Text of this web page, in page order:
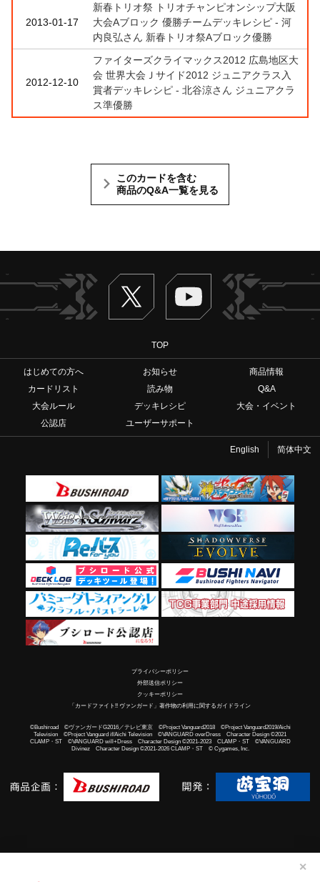
✕
2013-01-17
新春トリオ祭 トリオチャンピオンシップ大阪
大会Aブロック 優勝チームデッキレシピ - 河
内良弘さん 新春トリオ祭Aブロック優勝
2012-12-10
ファイターズクライマックス2012 広島地区大
会 世界大会Ｊサイド2012 ジュニアクラス入
賞者デッキレシピ - 北谷涼さん ジュニアクラ
ス準優勝
このカードを含む
商品のQ&A一覧を見る
Twitter ヴァンガードch
TOP
はじめての方へ お知らせ
商品情報
カードリスト
読み物
Q&A
大会ルール
デッキレシピ
大会・イベント
公認店
ユーザーサポート
English 简体中文
プライバシーポリシー
外部送信ポリシー
クッキーポリシー
「カードファイト!! ヴァンガード」著作物の利用に関するガイドライン
©Bushiroad ©ヴァンガードG2016／テレビ東京 ©Project Vanguard2018 ©Project Vanguard2019/Aichi
Television ©Project Vanguard if/Aichi Television ©VANGUARD overDress Character Design ©2021
CLAMP・ST ©VANGUARD will+Dress Character Design ©2021-2023 CLAMP・ST ©VANGUARD
Divinez Character Design ©2021-2026 CLAMP・ST © Cygames, Inc.